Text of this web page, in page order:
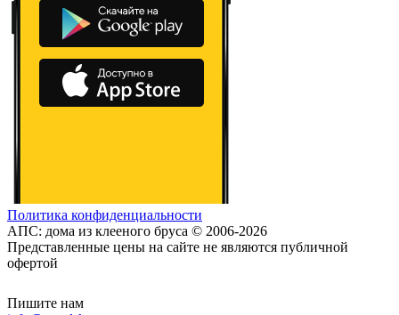
Политика конфиденциальности
АПС: дома из клееного бруса © 2006-2026
Представленные цены на сайте не являются публичной
офертой
Пишите нам